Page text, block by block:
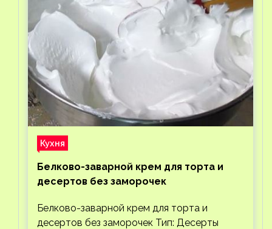
Кухня
Белково-заварной крем для торта и
десертов без заморочек
Белково-заварной крем для торта и
десертов без заморочек Тип: Десерты